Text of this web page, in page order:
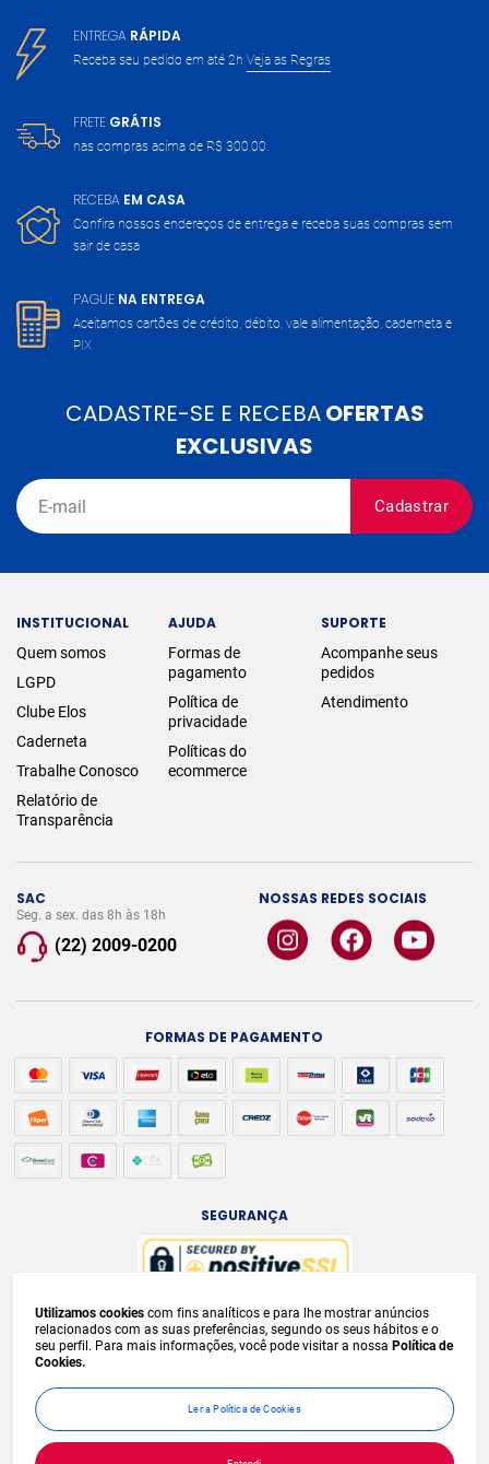
ENTREGA RÁPIDA
Receba seu pedido em até 2h Veja as Regras
FRETE GRÁTIS
nas compras acima de R$ 300,00.
RECEBA EM CASA
Confira nossos endereços de entrega e receba suas compras sem
sair de casa
PAGUE NA ENTREGA
Aceitamos cartões de crédito, débito, vale alimentação, caderneta e
PIX
CADASTRE-SE E RECEBAOFERTAS
EXCLUSIVAS
Cadastrar
SAC
Seg. a sex. das 8h às 18h
(22) 2009-0200
NOSSAS REDES SOCIAIS
INSTITUCIONAL
Quem somos
LGPD
Clube Elos
Caderneta
Trabalhe Conosco
Relatório de
Transparência
AJUDA
Formas de
pagamento
Política de
privacidade
Políticas do
ecommerce
SUPORTE
Acompanhe seus
pedidos
Atendimento
FORMAS DE PAGAMENTO
SEGURANÇA
A venda e o consumo de bebidas alcoólicas são proibidos para menores de
18 anos. Bebida Alcoólica pode causar dependência química e, em excesso,
provoca
condições exclusivas para internet e válidos durante o dia de hoje, podendo
sofrer alterações sem
prévia notificação. No caso de faltar algum produto,
este não será entregue e o valor correspondente não será cobrado.
Utilizamos cookies com fins analíticos e para lhe mostrar anúncios
relacionados com as suas preferências, segundo os seus hábitos e o
seu perfil. Para mais informações, você pode visitar a nossa Política de
Cookies.
Ler a Política de Cookies